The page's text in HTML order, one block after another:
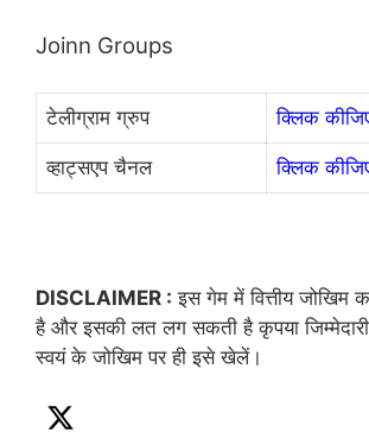
Joinn Groups
टेलीग्राम ग्रुप क्लिक
व्हाट्सएप चैनल क्लिक
DISCLAIMER : इस गेम में वित्तीय जोखिम
है और इसकी लत लग सकती है कृपया
स्वयं के जोखिम पर ही इसे खेलें।